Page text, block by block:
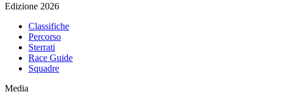
Edizione 2026
Classifiche
Percorso
Sterrati
Race Guide
Squadre
Media